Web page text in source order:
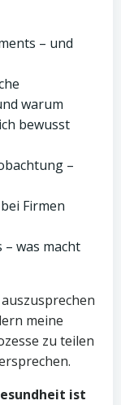
– und
warum
bewusst
–
Firmen
was macht
meine
zu teilen
ist